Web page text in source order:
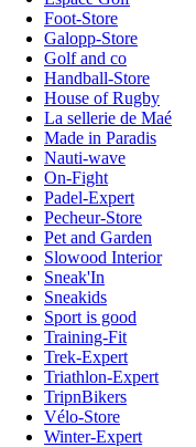
Foot-Store
Galopp-Store
Golf and co
Handball-Store
House of Rugby
La sellerie de Maé
Made in Paradis
Nauti-wave
On-Fight
Padel-Expert
Pecheur-Store
Pet and Garden
Slowood Interior
Sneak'In
Sneakids
Sport is good
Training-Fit
Trek-Expert
Triathlon-Expert
TripnBikers
Vélo-Store
Winter-Expert